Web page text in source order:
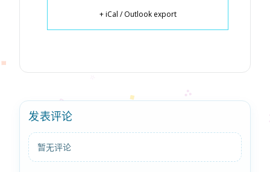
+ iCal / Outlook export
发表评论
暂无评论